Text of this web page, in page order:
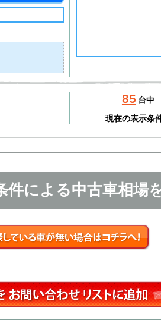
85 台中
現在の表示条
件による中古車相場